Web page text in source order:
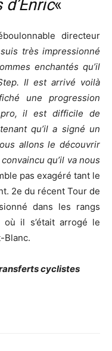
«
directeur
très impressionné
enchantés qu’il
Il est arrivé voilà
une progression
il est difficile de
qu’il a signé un
allons le découvrir
qu’il va nous
pas exagéré tant le
2e du récent Tour de
dans les rangs
où il s’était arrogé le
Blanc.
cyclistes